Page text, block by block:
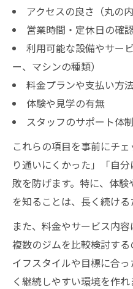
アクセスの良さ（丸の
営業時間・定休日の確
利用可能な設備やサー
ー、マシンの種類）
料金プランや支払い方
体験や見学の有無
スタッフのサポート体
これらの項目を事前にチ
り通いにくかった」「自
敗を防げます。特に、体
を知ることは、長く続ける
また、料金やサービス内容
複数のジムを比較検討す
イフスタイルや目標に合
く継続しやすい環境を作れ